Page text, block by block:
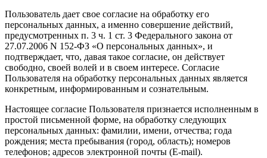
Пользователь дает свое согласие на обработку его
персональных данных, а именно совершение действий,
предусмотренных п. 3 ч. 1 ст. 3 Федерального закона от
27.07.2006 N 152-ФЗ «О персональных данных», и
подтверждает, что, давая такое согласие, он действует
свободно, своей волей и в своем интересе. Согласие
Пользователя на обработку персональных данных является
конкретным, информированным и сознательным.
Настоящее согласие Пользователя признается исполненным в
простой письменной форме, на обработку следующих
персональных данных: фамилии, имени, отчества; года
рождения; места пребывания (город, область); номеров
телефонов; адресов электронной почты (E-mail).